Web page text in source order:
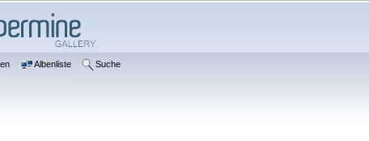
Albenliste Suche